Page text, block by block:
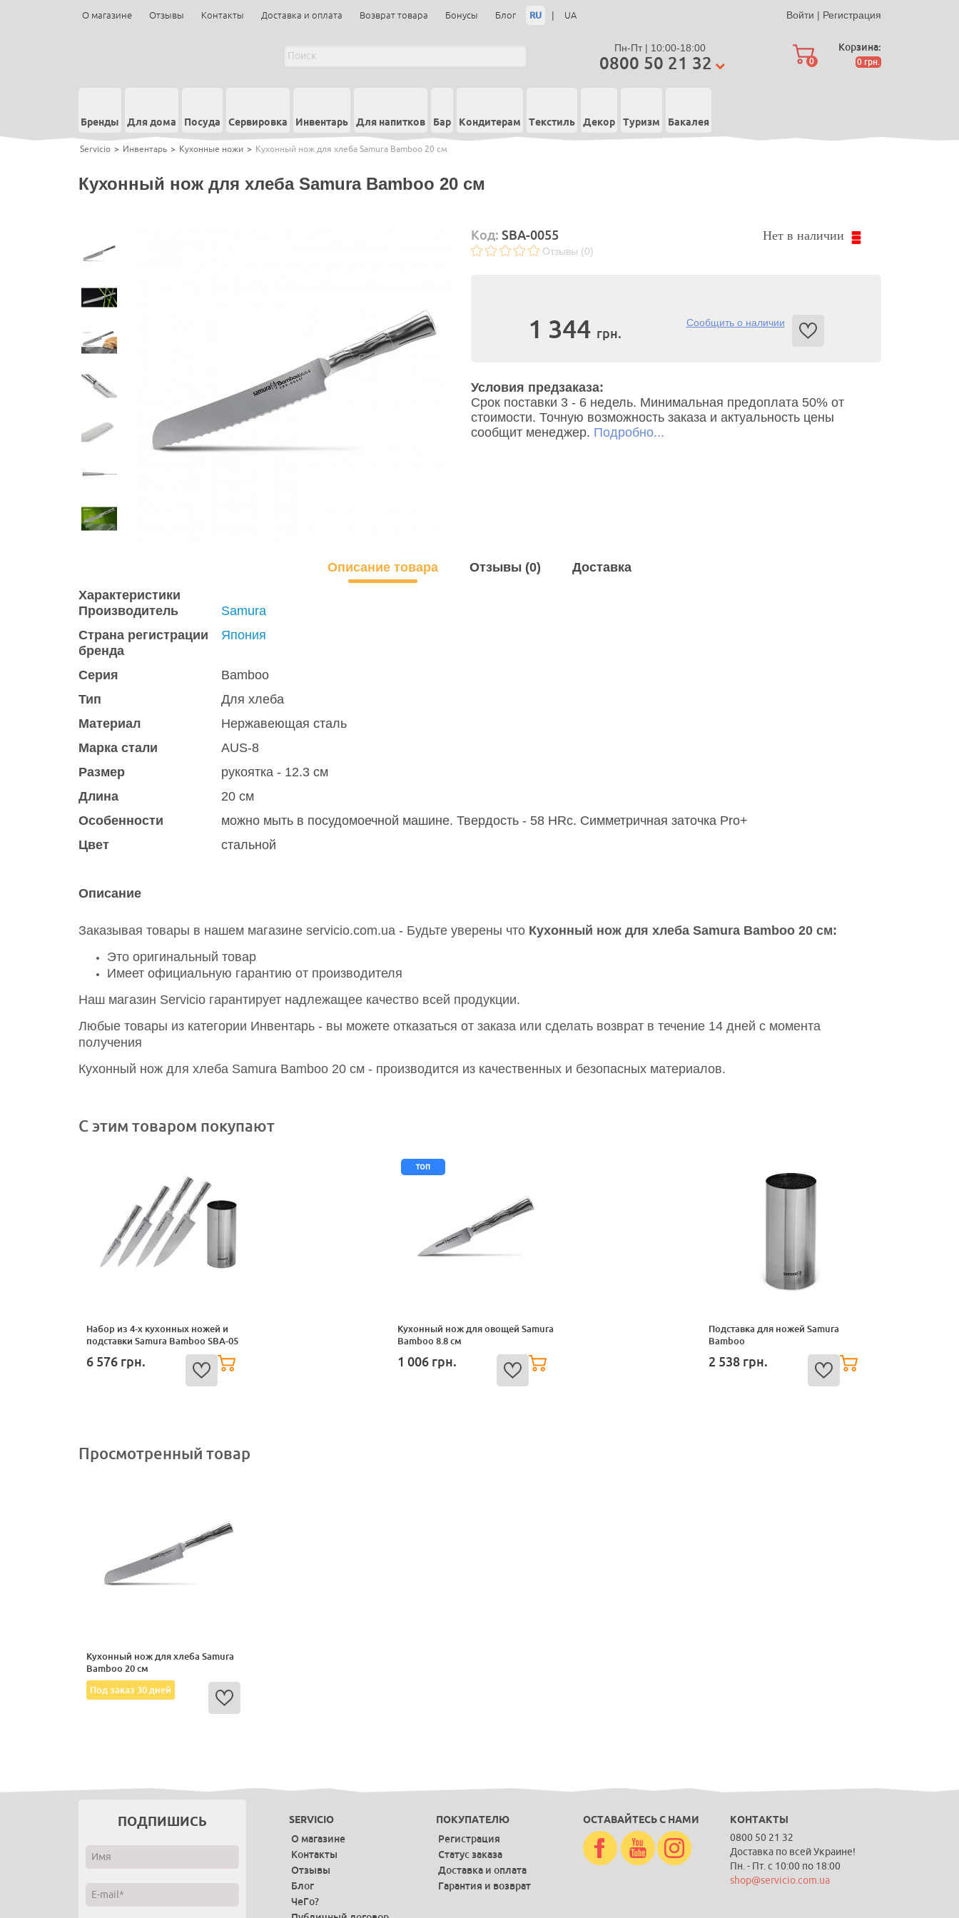
О магазине Отзывы Контакты Доставка и оплата Возврат товара Бонусы Блог RU | UA Войти | Регистрация
Пн-Пт | 10:00-18:00
0800 50 21 32 0
Корзина:
0 грн.
Бренды Для дома Посуда Сервировка Инвентарь Для напитков Бар Кондитерам Текстиль Декор Туризм Бакалея
Servicio > Инвентарь > Кухонные ножи > Кухонный нож для хлеба Samura Bamboo 20 см
Кухонный нож для хлеба Samura Bamboo 20 см
Код: SBA-0055 Нет в наличии
Отзывы (0)
1 344 грн.
Сообщить о наличии
Условия предзаказа:
Срок поставки 3 - 6 недель. Минимальная предоплата 50% от
стоимости. Точную возможность заказа и актуальность цены
сообщит менеджер. Подробно...
Описание товара Отзывы (0)
Доставка
Характеристики
Производитель
Samura
Страна регистрации
бренда
Япония
Серия
Bamboo
Тип
Для хлеба
Материал
Нержавеющая сталь
Марка стали
AUS-8
Размер
рукоятка - 12.3 см
Длина
20 см
Особенности
можно мыть в посудомоечной машине. Твердость - 58 HRc. Симметричная заточка Pro+
Цвет
стальной
Описание
Заказывая товары в нашем магазине servicio.com.ua - Будьте уверены чтоКухонный нож для хлеба Samura Bamboo 20 см:
Это оригинальный товар
Имеет официальную гарантию от производителя
Наш магазин Servicio гарантирует надлежащее качество всей продукции.
Любые товары из категории Инвентарь - вы можете отказаться от заказа или сделать возврат в течение 14 дней с момента
получения
Кухонный нож для хлеба Samura Bamboo 20 см - производится из качественных и безопасных материалов.
С этим товаром покупают
Набор из 4-х кухонных ножей и
подставки Samura Bamboo SBA-05
6 576 грн.
топ
Кухонный нож для овощей Samura
Bamboo 8.8 см
1 006 грн.
Подставка для ножей Samura
Bamboo
2 538 грн.
Просмотренный товар
Кухонный нож для хлеба Samura
Bamboo 20 см
Под заказ 30 дней
ПОДПИШИСЬ SERVICIO
О магазине
Контакты
Отзывы
Блог
ЧеГо?
ПОКУПАТЕЛЮ
Регистрация
Статус заказа
Доставка и оплата
Гарантия и возврат
ОСТАВАЙТЕСЬ С НАМИ КОНТАКТЫ
0800 50 21 32
Доставка по всей Украине!
Пн. - Пт. с 10:00 по 18:00
shop@servicio.com.ua